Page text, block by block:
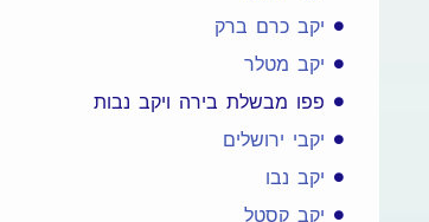
יקב כרם ברק
יקב מטלר
פפו מבשלת בירה ויקב נבות
יקבי ירושלים
יקב נבו
יקב קסטל